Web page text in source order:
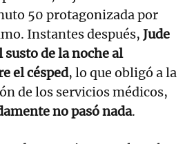
50 protagonizada por
Instantes después, Jude
de la noche al
el césped, lo que obligó a la
de los servicios médicos,
no pasó nada.